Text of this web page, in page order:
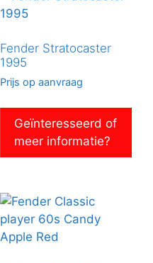
Fender Stratocaster
1995
Prijs op aanvraag
Geïnteresseerd of
meer informatie?